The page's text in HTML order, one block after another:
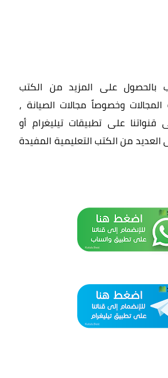
على المزيد من الكتب
وخصوصاً مجالات الصيانة ،
قنواتنا على تطبيقات تيليغرام أو
من الكتب التعليمية المفيدة